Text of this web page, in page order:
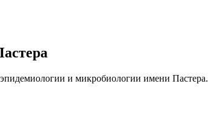
и микробиологии имени Пастера.